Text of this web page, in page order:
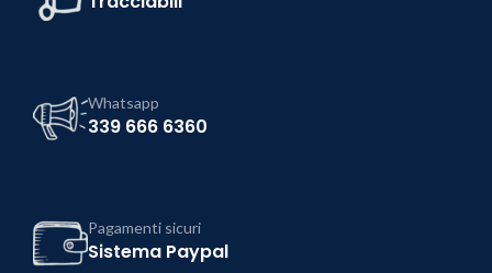
Whatsapp
339 666 6360
Pagamenti sicuri
Sistema Paypal